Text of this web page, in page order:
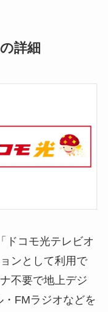
詳細
ドコモ光テレビオ
ンとして利用で
不要で地上デジ
FMラジオなどを